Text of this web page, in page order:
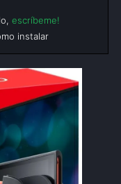
escríbeme!
instalar